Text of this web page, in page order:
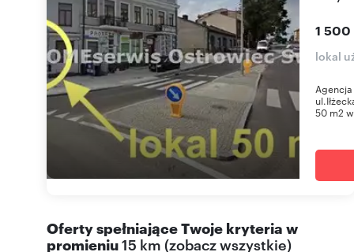
1 500
lokal
50 m2
Oferty spełniające Twoje kryteria w
promieniu15 km (zobacz wszystkie)